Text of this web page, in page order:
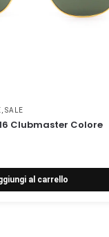
,SALE
Clubmaster Colore
al carrello